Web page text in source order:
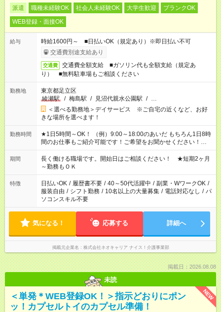
派遣 職種未経験OK 社会人未経験OK 大学生歓迎
ブランクOK
WEB登録・面接OK
給与
時給1600円～ ■日払いOK（規定あり）※即日払い不可
交通費別途支給あり
交通費
交通費全額支給 ■ガソリン代も全額支給（規定あ
り） ■無料駐車場もご相談ください
勤務地
東京都足立区
綾瀬駅
/ 梅島駅 / 見沼代親水公園駅 / …
＜選べる勤務地＞デイサービス ※ご自宅の近くなど、お好
きな場所を選べます！
勤務時間
★1日5時間～OK！ （例）9:00～18:00のあいだ もちろん1日8時
間のお仕事もご紹介可能です！ご希望をお聞かせください！★家
庭の都合でお休みが必要な場合も遠慮なくご相談ください。 ※
週最低15時間以上の勤務が必要です
期間
長く働ける職場です。開始日はご相談ください！ ★短期2ヶ月
～勤務もＯＫ
特徴 日払いOK / 履歴書不要 / 40～50代活躍中 / 副業・WワークOK /
服装自由 / シフト勤務 / 10名以上の大量募集 / 電話対応なし / パ
ソコンスキル不要
気になる！ 応募する 詳細へ
掲載元企業名 株式会社ネオキャリア ナイス！介護事業部
掲載日：2026.08.08
未読
NEW
＜単発＊WEB登録OK！＞指示どおりにポン
ッ！カプセルトイのカプセル準備！